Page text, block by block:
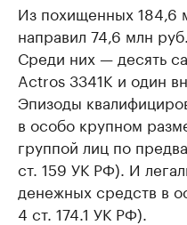
Из похищенных 184,6
направил 74,6 млн
Среди них — десять
Actros 3341K и один
Эпизоды
в особо крупном
группой лиц по
ст. 159 УК РФ). И
денежных средств в
4 ст. 174.1 УК РФ).